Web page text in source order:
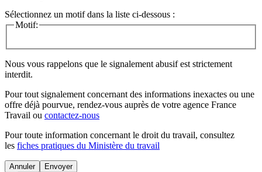
Sélectionnez un motif dans la liste ci-dessous :
Motif:
Nous vous rappelons que le signalement abusif est strictement
interdit.
Pour tout signalement concernant des informations inexactes ou une
offre déjà pourvue, rendez-vous auprès de votre agence France
Travail ou contactez-nous
Pour toute information concernant le droit du travail, consultez
les fiches pratiques du Ministère du travail
Annuler